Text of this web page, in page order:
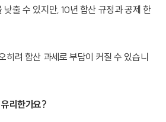
출 수 있지만, 10년 합산 규정과 공제 한
히려 합산 과세로 부담이 커질 수 있습니
리한가요?